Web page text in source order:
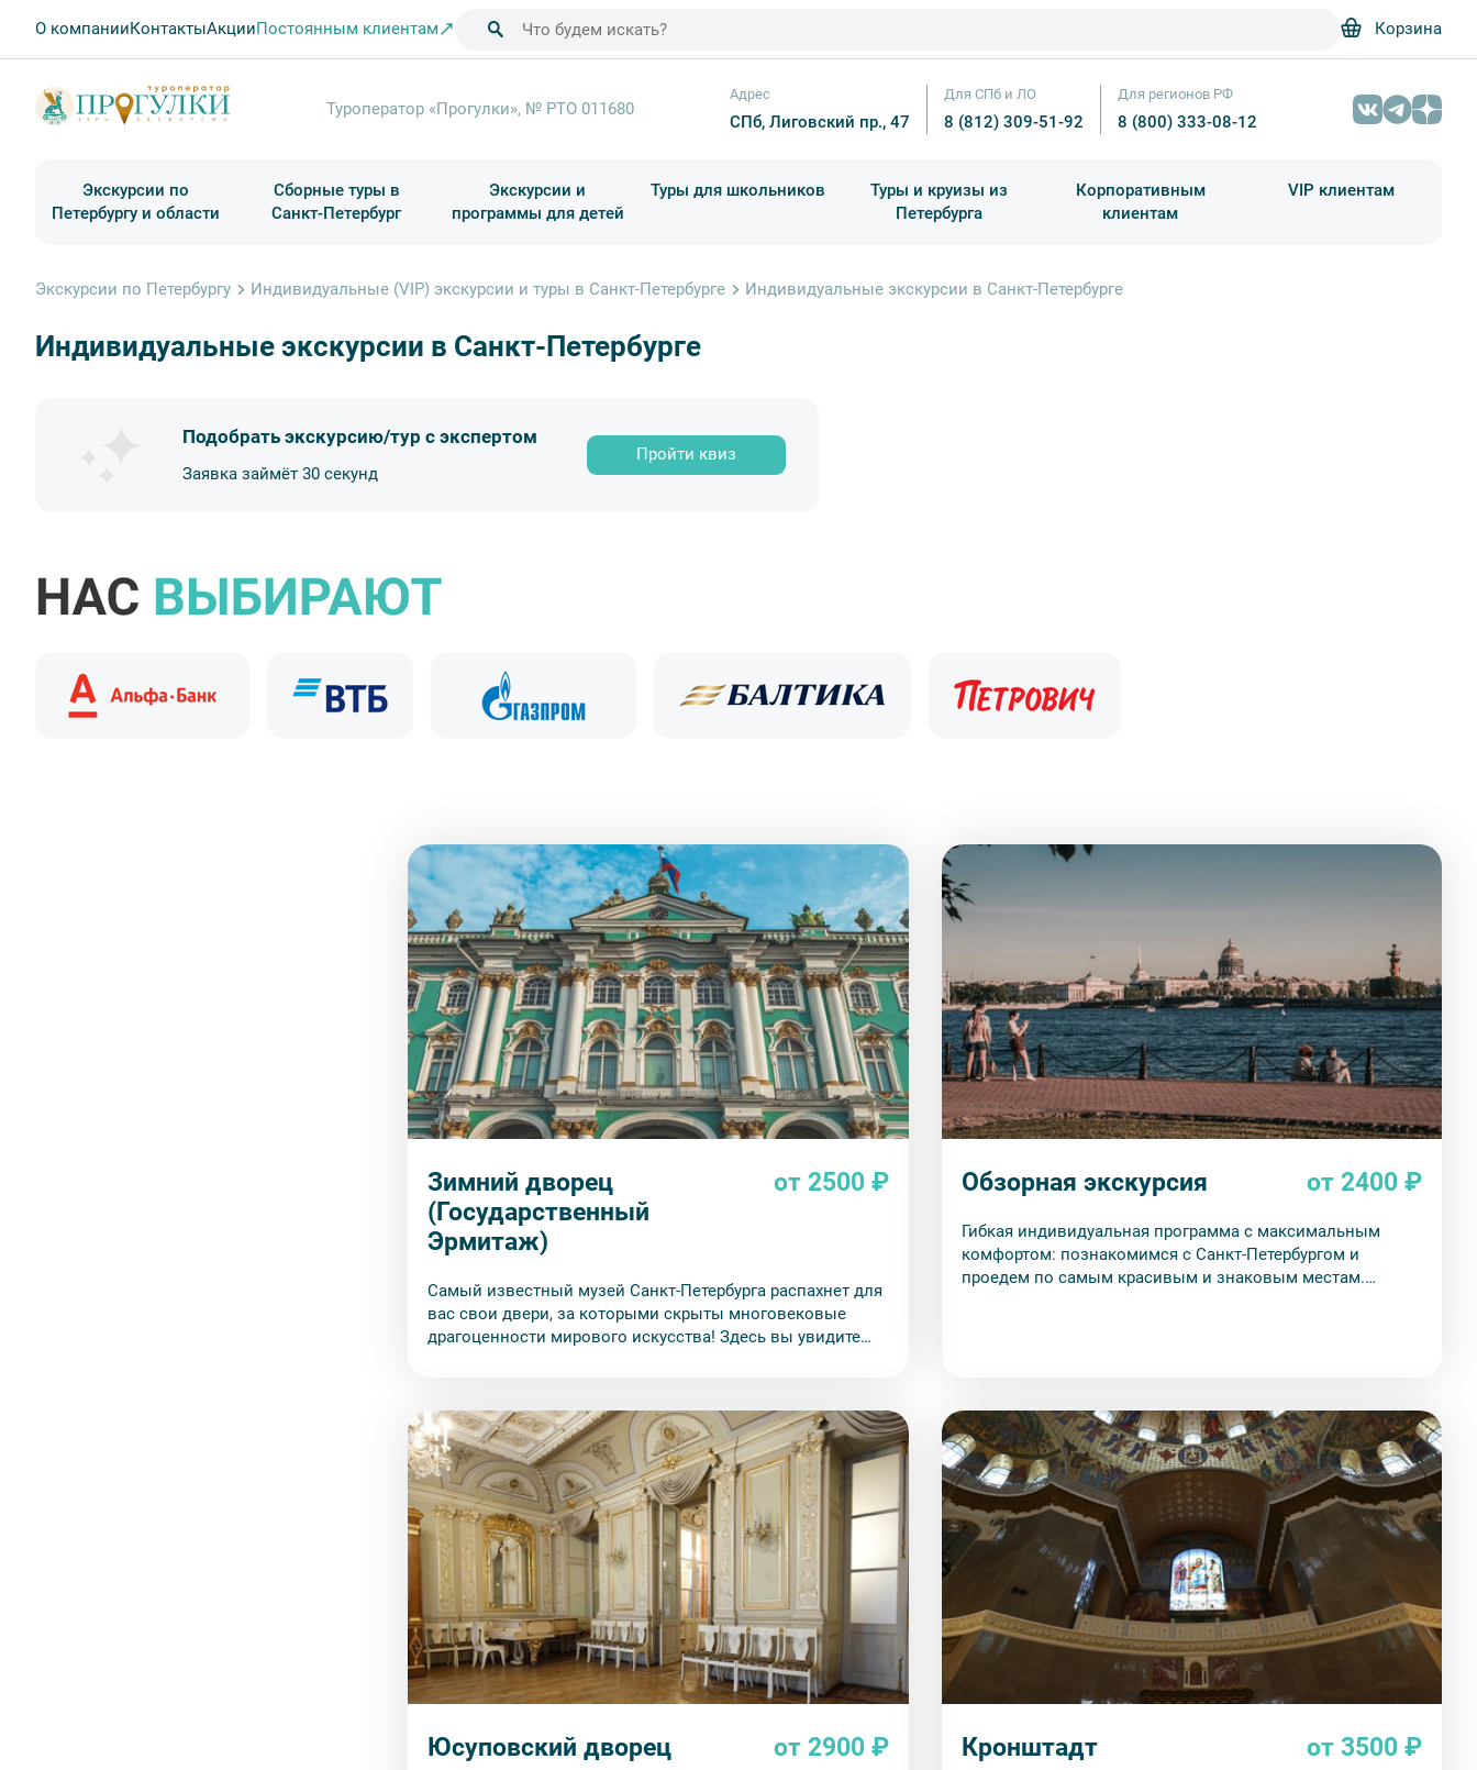
О компанииКонтактыАкцииПостоянным клиентам Корзина
Туроператор «Прогулки», № РТО 011680
Адрес
СПб, Лиговский пр., 47
Для СПб и ЛО
8 (812) 309-51-92
Для регионов РФ
8 (800) 333-08-12
Экскурсии по
Петербургу и области
Сборные туры в
Санкт-Петербург
Экскурсии и
программы для детей
Туры для школьников
Туры и круизы из
Петербурга
Корпоративным
клиентам
VIP клиентам
Экскурсии по Петербургу Индивидуальные (VIP) экскурсии и туры в Санкт-Петербурге Индивидуальные экскурсии в Санкт-Петербурге
Индивидуальные экскурсии в Санкт-Петербурге
Подобрать экскурсию/тур с экспертом
Заявка займёт 30 секунд
Пройти квиз
Зимний дворец
(Государственный
Эрмитаж)
от 2500 ₽
Самый известный музей Санкт-Петербурга распахнет для
вас свои двери, за которыми скрыты многовековые
драгоценности мирового искусства! Здесь вы увидите
шедевры изобразительного и прикладного искусства.
Обзорная экскурсия от 2400 ₽
Гибкая индивидуальная программа с максимальным
комфортом: познакомимся с Санкт-Петербургом и
проедем по самым красивым и знаковым местам.
Юсуповский дворец от 2900 ₽ Кронштадт от 3500 ₽